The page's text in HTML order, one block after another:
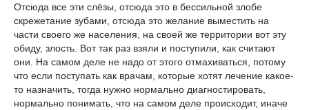
Отсюда все эти слёзы, отсюда это в бессильной злобе
скрежетание зубами, отсюда это желание выместить на
части своего же населения, на своей же территории вот эту
обиду, злость. Вот так раз взяли и поступили, как считают
они. На самом деле не надо от этого отмахиваться, потому
что если поступать как врачам, которые хотят лечение какое-
то назначить, тогда нужно нормально диагностировать,
нормально понимать, что на самом деле происходит, иначе